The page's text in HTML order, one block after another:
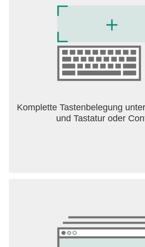
summary, Cairn offers a
experience that goes beyond
challenges players to think
scarce resources, and embrace
emotional demands of scaling an
peak. With its rich narrative,
and beautiful presentation, Cairn
memorable journey for anyone
Komplette Tastenbelegung
und Tastatur oder